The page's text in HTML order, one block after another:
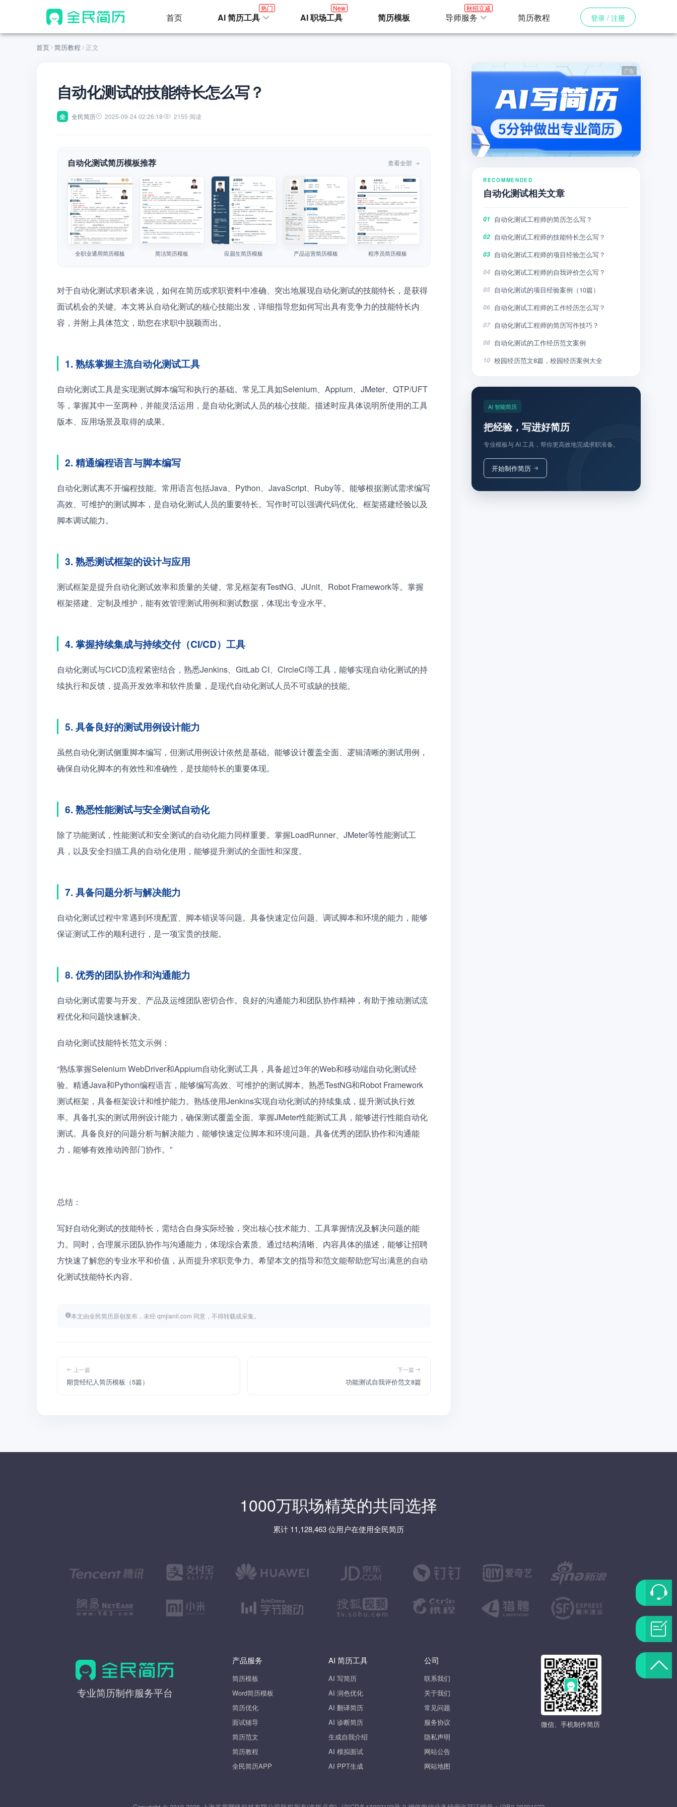
首页 AI 简历工具
热门
AI 职场工具
New
简历模板 导师服务
秋招立减
简历教程 登录 / 注册
首页 简历教程 正文
自动化测试的技能特长怎么写？
全 全民简历 2025-09-24 02:26:18 2155 阅读
自动化测试简历模板推荐 查看全部
全职业通用简历模板 简洁简历模板 应届生简历模板 产品运营简历模板 程序员简历模板
对于自动化测试求职者来说，如何在简历或求职资料中准确、突出地展现自动化测试的技能特长，是获得
面试机会的关键。本文将从自动化测试的核心技能出发，详细指导您如何写出具有竞争力的技能特长内
容，并附上具体范文，助您在求职中脱颖而出。
1. 熟练掌握主流自动化测试工具
自动化测试工具是实现测试脚本编写和执行的基础。常见工具如Selenium、Appium、JMeter、QTP/UFT
等，掌握其中一至两种，并能灵活运用，是自动化测试人员的核心技能。描述时应具体说明所使用的工具
版本、应用场景及取得的成果。
2. 精通编程语言与脚本编写
自动化测试离不开编程技能。常用语言包括Java、Python、JavaScript、Ruby等。能够根据测试需求编写
高效、可维护的测试脚本，是自动化测试人员的重要特长。写作时可以强调代码优化、框架搭建经验以及
脚本调试能力。
3. 熟悉测试框架的设计与应用
测试框架是提升自动化测试效率和质量的关键。常见框架有TestNG、JUnit、Robot Framework等。掌握
框架搭建、定制及维护，能有效管理测试用例和测试数据，体现出专业水平。
4. 掌握持续集成与持续交付（CI/CD）工具
自动化测试与CI/CD流程紧密结合，熟悉Jenkins、GitLab CI、CircleCI等工具，能够实现自动化测试的持
续执行和反馈，提高开发效率和软件质量，是现代自动化测试人员不可或缺的技能。
5. 具备良好的测试用例设计能力
虽然自动化测试侧重脚本编写，但测试用例设计依然是基础。能够设计覆盖全面、逻辑清晰的测试用例，
确保自动化脚本的有效性和准确性，是技能特长的重要体现。
6. 熟悉性能测试与安全测试自动化
除了功能测试，性能测试和安全测试的自动化能力同样重要。掌握LoadRunner、JMeter等性能测试工
具，以及安全扫描工具的自动化使用，能够提升测试的全面性和深度。
7. 具备问题分析与解决能力
自动化测试过程中常遇到环境配置、脚本错误等问题。具备快速定位问题、调试脚本和环境的能力，能够
保证测试工作的顺利进行，是一项宝贵的技能。
8. 优秀的团队协作和沟通能力
自动化测试需要与开发、产品及运维团队密切合作。良好的沟通能力和团队协作精神，有助于推动测试流
程优化和问题快速解决。
自动化测试技能特长范文示例：
“熟练掌握Selenium WebDriver和Appium自动化测试工具，具备超过3年的Web和移动端自动化测试经
验。精通Java和Python编程语言，能够编写高效、可维护的测试脚本。熟悉TestNG和Robot Framework
测试框架，具备框架设计和维护能力。熟练使用Jenkins实现自动化测试的持续集成，提升测试执行效
率。具备扎实的测试用例设计能力，确保测试覆盖全面。掌握JMeter性能测试工具，能够进行性能自动化
测试。具备良好的问题分析与解决能力，能够快速定位脚本和环境问题。具备优秀的团队协作和沟通能
力，能够有效推动跨部门协作。”
总结：
写好自动化测试的技能特长，需结合自身实际经验，突出核心技术能力、工具掌握情况及解决问题的能
力。同时，合理展示团队协作与沟通能力，体现综合素质。通过结构清晰、内容具体的描述，能够让招聘
方快速了解您的专业水平和价值，从而提升求职竞争力。希望本文的指导和范文能帮助您写出满意的自动
化测试技能特长内容。
本文由全民简历原创发布，未经 qmjianli.com 同意，不得转载或采集。
上一篇
期货经纪人简历模板（5篇）
下一篇
功能测试自我评价范文8篇
RECOMMENDED
自动化测试相关文章
01 自动化测试工程师的简历怎么写？
02 自动化测试工程师的技能特长怎么写？
03 自动化测试工程师的项目经验怎么写？
04 自动化测试工程师的自我评价怎么写？
05 自动化测试的项目经验案例（10篇）
06 自动化测试工程师的工作经历怎么写？
07 自动化测试工程师的简历写作技巧？
08 自动化测试的工作经历范文案例
10 校园经历范文8篇，校园经历案例大全
AI 智能简历
把经验，写进好简历
专业模板与 AI 工具，帮你更高效地完成求职准备。
开始制作简历
1000万职场精英的共同选择
累计 11,128,463 位用户在使用全民简历
全
专业简历制作服务平台
产品服务
简历模板
Word简历模板
简历优化
面试辅导
简历范文
简历教程
全民简历APP
AI 简历工具
AI 写简历
AI 润色优化
AI 翻译简历
AI 诊断简历
生成自我介绍
AI 模拟面试
AI PPT生成
公司
联系我们
关于我们
常见问题
服务协议
隐私声明
网站公告
网站地图
微信、手机制作简历
联
系
客
服
题
反
返